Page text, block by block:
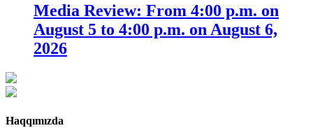
Media Review: From 4:00 p.m. on
August 5 to 4:00 p.m. on August 6,
2026
Haqqımızda